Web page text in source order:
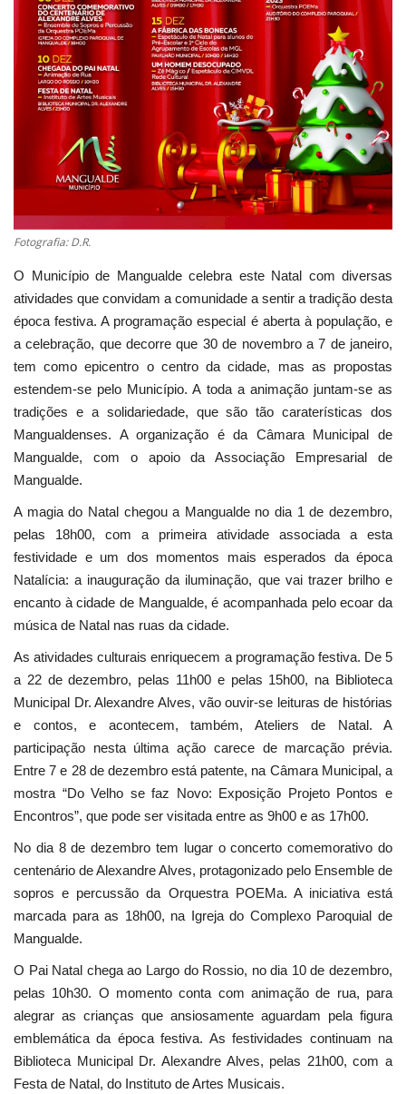
Lazer
Ambiente
Fotografia: D.R.
O Município de Mangualde celebra este Natal com diversas
atividades que convidam a comunidade a sentir a tradição desta
época festiva. A programação especial é aberta à população, e
a celebração, que decorre que 30 de novembro a 7 de janeiro,
tem como epicentro o centro da cidade, mas as propostas
estendem-se pelo Município. A toda a animação juntam-se as
tradições e a solidariedade, que são tão caraterísticas dos
Mangualdenses. A organização é da Câmara Municipal de
Mangualde, com o apoio da Associação Empresarial de
Mangualde.
A magia do Natal chegou a Mangualde no dia 1 de dezembro,
pelas 18h00, com a primeira atividade associada a esta
festividade e um dos momentos mais esperados da época
Natalícia: a inauguração da iluminação, que vai trazer brilho e
encanto à cidade de Mangualde, é acompanhada pelo ecoar da
música de Natal nas ruas da cidade.
As atividades culturais enriquecem a programação festiva. De 5
a 22 de dezembro, pelas 11h00 e pelas 15h00, na Biblioteca
Municipal Dr. Alexandre Alves, vão ouvir-se leituras de histórias
e contos, e acontecem, também, Ateliers de Natal. A
participação nesta última ação carece de marcação prévia.
Entre 7 e 28 de dezembro está patente, na Câmara Municipal, a
mostra “Do Velho se faz Novo: Exposição Projeto Pontos e
Encontros”, que pode ser visitada entre as 9h00 e as 17h00.
No dia 8 de dezembro tem lugar o concerto comemorativo do
centenário de Alexandre Alves, protagonizado pelo Ensemble de
sopros e percussão da Orquestra POEMa. A iniciativa está
marcada para as 18h00, na Igreja do Complexo Paroquial de
Mangualde.
O Pai Natal chega ao Largo do Rossio, no dia 10 de dezembro,
pelas 10h30. O momento conta com animação de rua, para
alegrar as crianças que ansiosamente aguardam pela figura
emblemática da época festiva. As festividades continuam na
Biblioteca Municipal Dr. Alexandre Alves, pelas 21h00, com a
Festa de Natal, do Instituto de Artes Musicais.